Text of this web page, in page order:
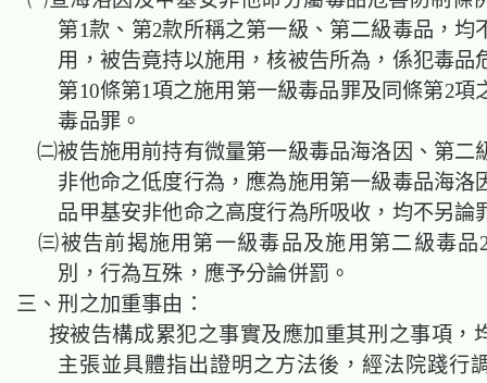
第1款、第2款所稱之第一級、第二級毒品，均
用，被告竟持以施用，核被告所為，係犯毒品
第10條第1項之施用第一級毒品罪及同條第2項
毒品罪。
㈡被告施用前持有微量第一級毒品海洛因、第二
非他命之低度行為，應為施用第一級毒品海洛
品甲基安非他命之高度行為所吸收，均不另論
㈢被告前揭施用第一級毒品及施用第二級毒品
別，行為互殊，應予分論併罰。
三、刑之加重事由：
按被告構成累犯之事實及應加重其刑之事項，
主張並具體指出證明之方法後，經法院踐行